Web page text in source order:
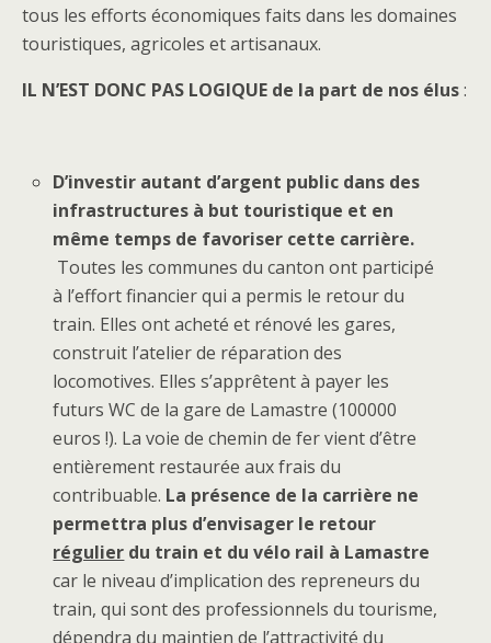
tous les efforts économiques faits dans les domaines
touristiques, agricoles et artisanaux.
IL N’EST DONC PAS LOGIQUE de la part de nos élus:
D’investir autant d’argent public dans des
infrastructures à but touristique et en
même temps de favoriser cette carrière.
Toutes les communes du canton ont participé
à l’effort financier qui a permis le retour du
train. Elles ont acheté et rénové les gares,
construit l’atelier de réparation des
locomotives. Elles s’apprêtent à payer les
futurs WC de la gare de Lamastre (100000
euros !). La voie de chemin de fer vient d’être
entièrement restaurée aux frais du
contribuable. La présence de la carrière ne
permettra plus d’envisager le retour
régulier du train et du vélo rail à Lamastre
car le niveau d’implication des repreneurs du
train, qui sont des professionnels du tourisme,
dépendra du maintien de l’attractivité du